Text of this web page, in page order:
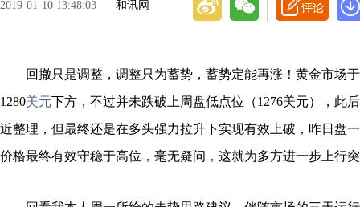
2019-01-10 13:48:03 和讯网
回撤只是调整，调整只为蓄势，蓄势定能再涨！黄金市场
1280美元下方，不过并未跌破上周盘低点位（1276美元），此
近整理，但最终还是在多头强力拉升下实现有效上破，昨日盘
价格最终有效守稳于高位，毫无疑问，这就为多方进一步上行